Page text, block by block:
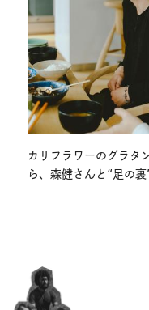
カリフラワーのグラタ
ら、森健さんと“足の